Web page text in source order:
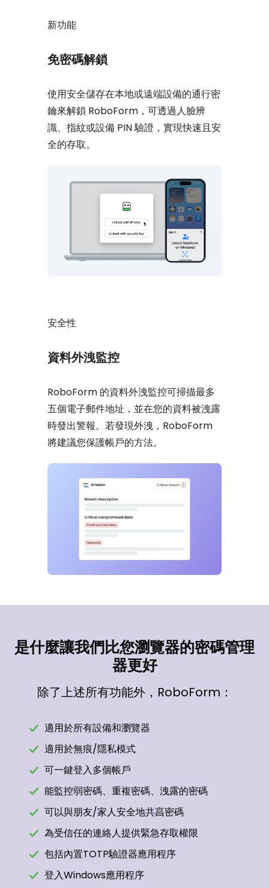
新功能
免密碼解鎖
使用安全儲存在本地或遠端設備的通行密
鑰來解鎖 RoboForm，可透過人臉辨
識、指紋或設備 PIN 驗證，實現快速且安
全的存取。
安全性
資料外洩監控
RoboForm 的資料外洩監控可掃描最多
五個電子郵件地址，並在您的資料被洩露
時發出警報。若發現外洩，RoboForm
將建議您保護帳戶的方法。
是什麼讓我們比您瀏覽器的密碼管理
器更好
除了上述所有功能外，RoboForm：
適用於所有設備和瀏覽器
適用於無痕/隱私模式
可一鍵登入多個帳戶
能監控弱密碼、重複密碼、洩露的密碼
可以與朋友/家人安全地共亯密碼
為受信任的連絡人提供緊急存取權限
包括內置TOTP驗證器應用程序
登入Windows應用程序